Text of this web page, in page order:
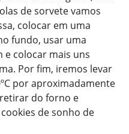
de sorvete vamos
colocar em uma
fundo, usar uma
e colocar mais uns
Por fim, iremos levar
por aproximadamente
do forno e
de sonho de